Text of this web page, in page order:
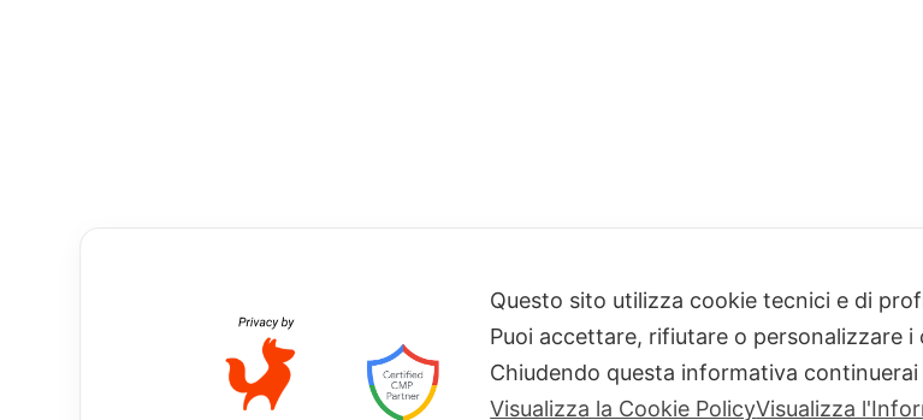
Questo sito utilizza cookie tecnici e di
Puoi accettare, rifiutare o personalizzare
Chiudendo questa informativa
Visualizza la Cookie PolicyVisualizza